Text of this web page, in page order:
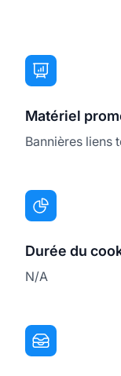
Matériel
Bannières liens
Durée du
N/A